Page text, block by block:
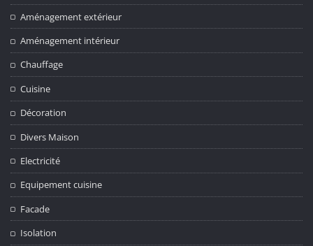
Aménagement extérieur
Aménagement intérieur
Chauffage
Cuisine
Décoration
Divers Maison
Electricité
Equipement cuisine
Facade
Isolation